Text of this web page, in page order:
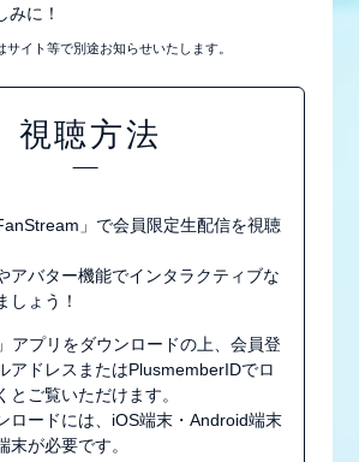
わせ
みに！
イト等で別途お知らせいたします。
視聴方法
」で会員限定生配信を視聴
アバター機能でインタラクティブな
しょう！
アプリをダウンロードの上、会員登
アドレスまたはPlusmemberIDでロ
とご覧いただけます。
ロードには、iOS端末・Android端末
末が必要です。